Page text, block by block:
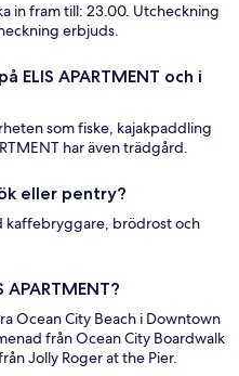
in fram till: 23.00. Utcheckning
erbjuds.
ELIS APARTMENT och i
som fiske, kajakpaddling
har även trädgård.
eller pentry?
kaffebryggare, brödrost och
Ocean City Beach i Downtown
från Ocean City Boardwalk
Jolly Roger at the Pier.